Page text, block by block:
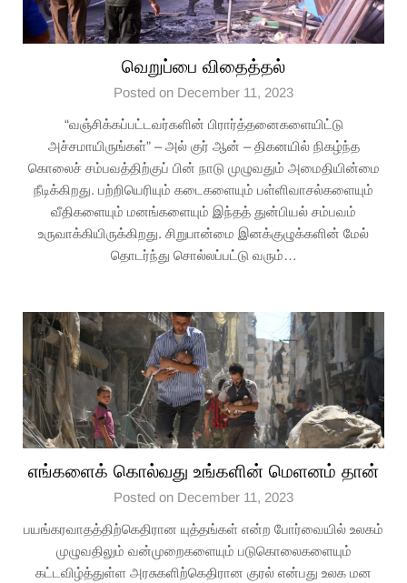
வெறுப்பை விதைத்தல்
Posted on December 11, 2023
“வஞ்சிக்கப்பட்டவர்களின் பிரார்த்தனைகளையிட்டு
அச்சமாயிருங்கள்” – அல் குர் ஆன் – திகனயில் நிகழ்ந்த
கொலைச் சம்பவத்திற்குப் பின் நாடு முழுவதும் அமைதியின்மை
நீடிக்கிறது. பற்றியெரியும் கடைகளையும் பள்ளிவாசல்களையும்
வீதிகளையும் மனங்களையும் இந்தத் துன்பியல் சம்பவம்
உருவாக்கியிருக்கிறது. சிறுபான்மை இனக்குழுக்களின் மேல்
தொடர்ந்து சொல்லப்பட்டு வரும்…
எங்களைக் கொல்வது உங்களின் மெளனம் தான்
Posted on December 11, 2023
பயங்கரவாதத்திற்கெதிரான யுத்தங்கள் என்ற போர்வையில் உலகம்
முழுவதிலும் வன்முறைகளையும் படுகொலைகளையும்
கட்டவிழ்த்துள்ள அரசுகளிற்கெதிரான குரல் என்பது உலக மன